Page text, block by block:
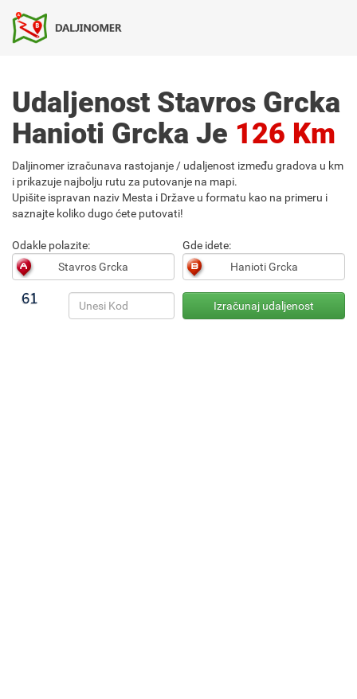
Udaljenost Stavros Grcka
Hanioti Grcka Je 126 Km
Daljinomer izračunava rastojanje / udaljenost između gradova u km
i prikazuje najbolju rutu za putovanje na mapi.
Upišite ispravan naziv Mesta i Države u formatu kao na primeru i
saznajte koliko dugo ćete putovati!
Odakle polazite: Gde idete: